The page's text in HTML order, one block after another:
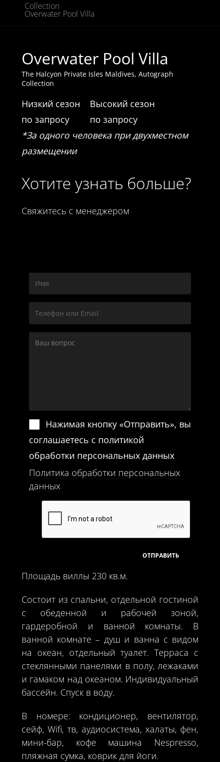
Collection
Overwater Pool Villa
Overwater Pool Villa
The Halcyon Private Isles Maldives, Autograph
Collection
Низкий сезон
по запросу
Высокий сезон
по запросу
*За одного человека при двухместном
размещении
Хотите узнать больше?
Свяжитесь с менеджером
Нажимая кнопку «Отправить», вы
соглашаетесь с политикой
обработки персональных данных
Политика обработки персональных
данных
Площадь виллы 230 кв.м.
Состоит из спальни, отдельной гостиной
с обеденной и рабочей зоной,
гардеробной и ванной комнаты. В
ванной комнате – душ и ванна с видом
на океан, отдельный туалет. Терраса с
стеклянными панелями в полу, лежаками
и гамаком над океаном. Индивидуальный
бассейн. Спуск в воду.
В номере: кондиционер, вентилятор,
сейф, Wifi, тв, аудиосистема, халаты, фен,
мини-бар, кофе машина Nespresso,
пляжная сумка, коврик для йоги.